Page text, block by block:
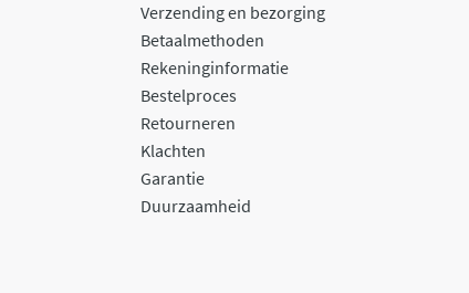
Verzending en bezorging
Betaalmethoden
Rekeninginformatie
Bestelproces
Retourneren
Klachten
Garantie
Duurzaamheid